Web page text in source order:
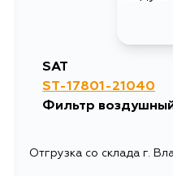
SAT
ST-17801-21040
Фильтр
Отгрузка со склада г.